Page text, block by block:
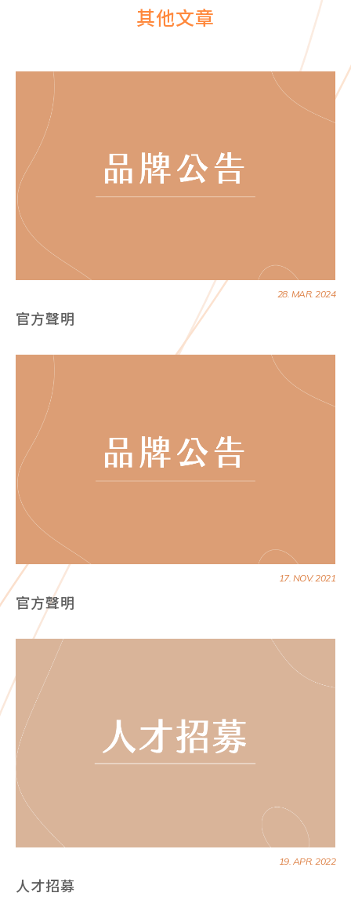
其他文章
28. MAR. 2024
官方聲明
17. NOV. 2021
官方聲明
19. APR. 2022
人才招募